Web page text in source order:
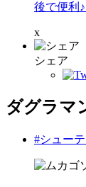
後で便利
x
シェア
ダグラマ
#シュー